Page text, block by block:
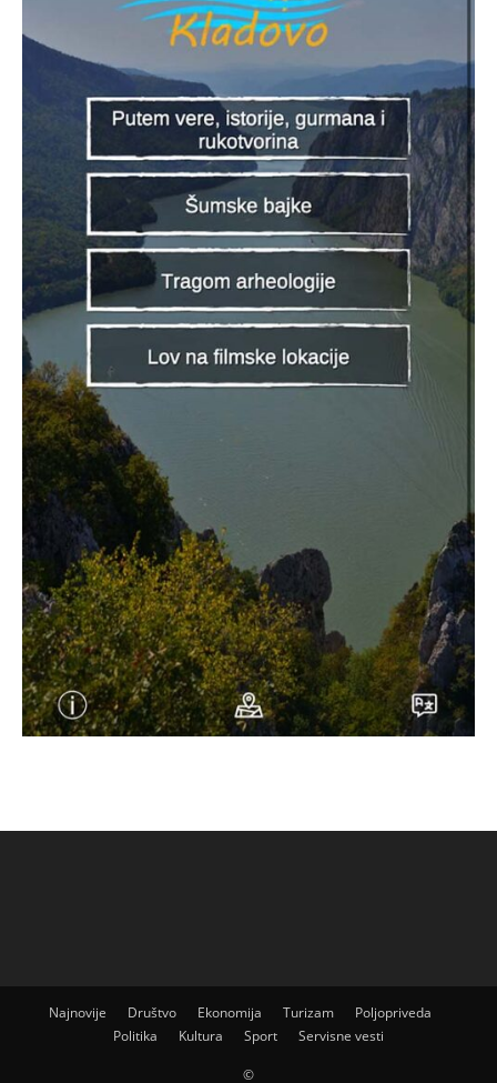
Najnovije Društvo Ekonomija Turizam
Poljopriveda
Politika
Kultura Sport Servisne vesti
©